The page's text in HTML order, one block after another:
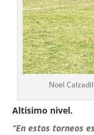
Noel
Altísimo nivel.
“En estos torneos